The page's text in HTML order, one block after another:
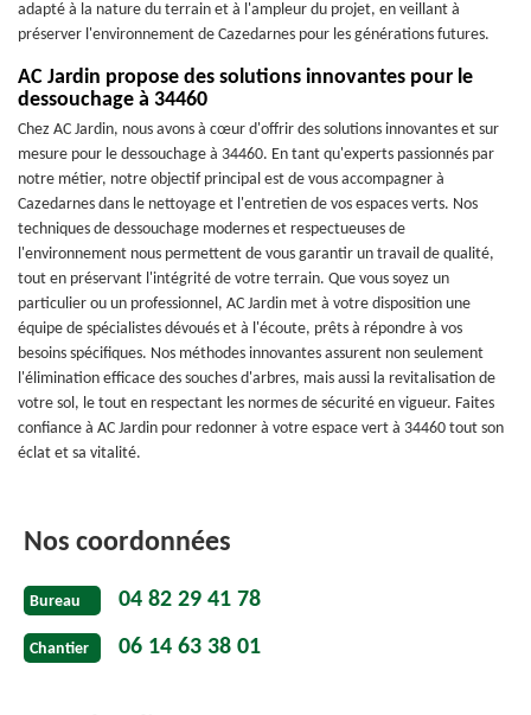
adapté à la nature du terrain et à l'ampleur du projet, en veillant à
préserver l'environnement de Cazedarnes pour les générations futures.
AC Jardin propose des solutions innovantes pour le
dessouchage à 34460
Chez AC Jardin, nous avons à cœur d'offrir des solutions innovantes et sur
mesure pour le dessouchage à 34460. En tant qu'experts passionnés par
notre métier, notre objectif principal est de vous accompagner à
Cazedarnes dans le nettoyage et l'entretien de vos espaces verts. Nos
techniques de dessouchage modernes et respectueuses de
l'environnement nous permettent de vous garantir un travail de qualité,
tout en préservant l'intégrité de votre terrain. Que vous soyez un
particulier ou un professionnel, AC Jardin met à votre disposition une
équipe de spécialistes dévoués et à l'écoute, prêts à répondre à vos
besoins spécifiques. Nos méthodes innovantes assurent non seulement
l'élimination efficace des souches d'arbres, mais aussi la revitalisation de
votre sol, le tout en respectant les normes de sécurité en vigueur. Faites
confiance à AC Jardin pour redonner à votre espace vert à 34460 tout son
éclat et sa vitalité.
Nos coordonnées
Bureau 04 82 29 41 78
Chantier 06 14 63 38 01